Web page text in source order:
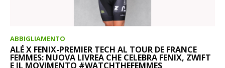
ABBIGLIAMENTO
ALÉ X FENIX-PREMIER TECH AL TOUR DE FRANCE
FEMMES: NUOVA LIVREA CHE CELEBRA FENIX, ZWIFT
E IL MOVIMENTO #WATCHTHEFEMMES